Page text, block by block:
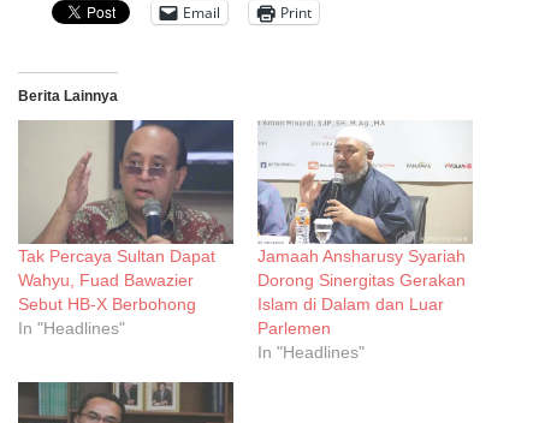
Email Print
Berita Lainnya
Tak Percaya Sultan Dapat
Wahyu, Fuad Bawazier
Sebut HB-X Berbohong
In "Headlines"
Jamaah Ansharusy Syariah
Dorong Sinergitas Gerakan
Islam di Dalam dan Luar
Parlemen
In "Headlines"